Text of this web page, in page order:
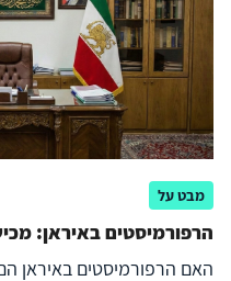
מבט על
הרפורמיסטים באיראן:
האם הרפורמיסטים באיראן